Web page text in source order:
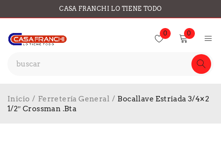
CASA FRANCHI LO TIENE TODO
0 0
Inicio / Ferretería General / Bocallave Estriada 3/4×2
1/2″ Crossman .Bta